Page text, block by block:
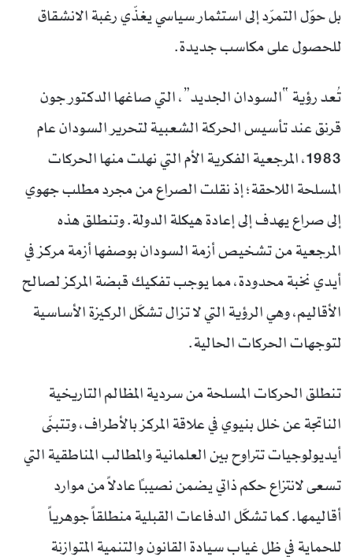
بل حوّل التمرّد إلى استثمار سياسي يغذّي رغبة الانشقاق
للحصول على مكاسب جديدة.
تُعد رؤية “السودان الجديد”، التي صاغها الدكتور جون
قرنق عند تأسيس الحركة الشعبية لتحرير السودان عام
1983، المرجعية الفكرية الأم التي نهلت منها الحركات
المسلحة اللاحقة؛ إذ نقلت الصراع من مجرد مطلب جهوي
إلى صراع يهدف إلى إعادة هيكلة الدولة. وتنطلق هذه
المرجعية من تشخيص أزمة السودان بوصفها أزمة مركز في
أيدي نخبة محدودة، مما يوجب تفكيك قبضة المركز لصالح
الأقاليم، وهي الرؤية التي لا تزال تشكّل الركيزة الأساسية
لتوجهات الحركات الحالية.
تنطلق الحركات المسلحة من سردية المظالم التاريخية
الناتجة عن خلل بنيوي في علاقة المركز بالأطراف، وتتبنّى
أيديولوجيات تتراوح بين العلمانية والمطالب المناطقية التي
تسعى لانتزاع حكم ذاتي يضمن نصيباً عادلاً من موارد
أقاليمها. كما تشكّل الدفاعات القبلية منطلقاً جوهرياً
للحماية في ظل غياب سيادة القانون والتنمية المتوازنة